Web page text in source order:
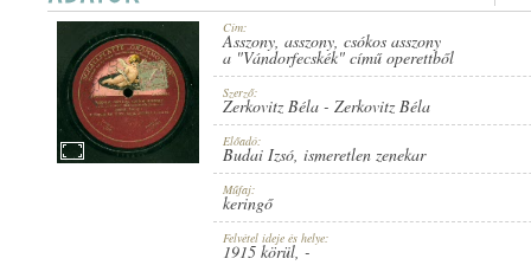
GENRE: KERINGŐ Cím:
Asszony, asszony, csókos asszony
a "Vándorfecskék" című operettből
Szerző:
Zerkovitz Béla - Zerkovitz Béla
Előadó:
Budai Izsó, ismeretlen zenekar
Műfaj:
keringő
Felvétel ideje és helye:
1915 körül, -